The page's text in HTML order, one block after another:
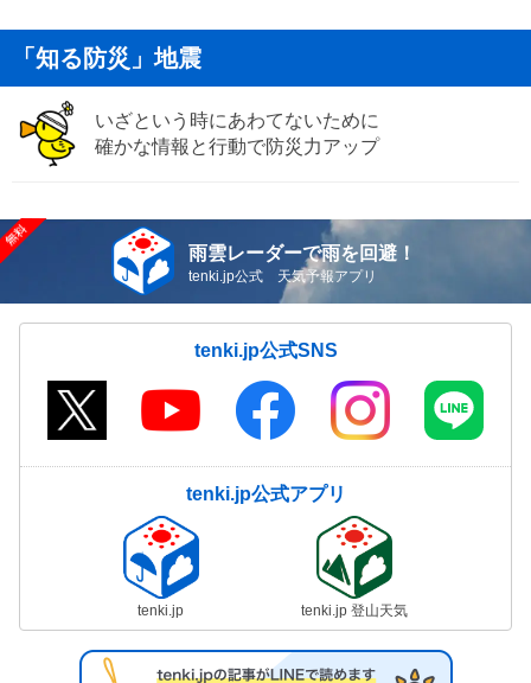
「知る防災」地震
いざという時にあわてないために
確かな情報と行動で防災力アップ
雨雲レーダーで雨を回避！
tenki.jp公式 天気予報アプリ
tenki.jp公式SNS
tenki.jp公式アプリ
tenki.jp tenki.jp 登山天気